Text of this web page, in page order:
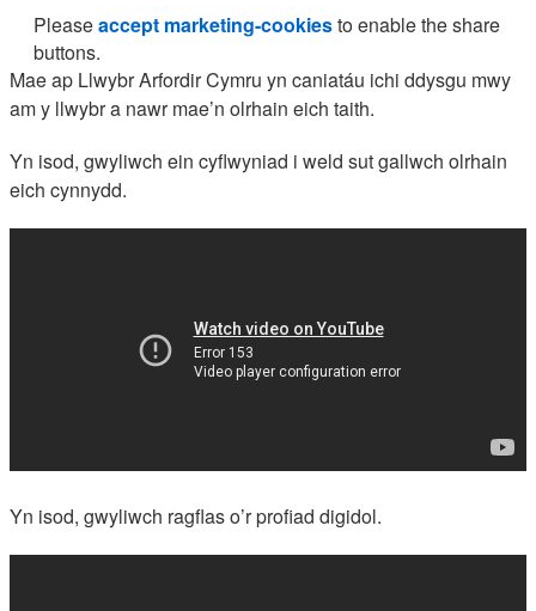
Pleaseaccept marketing-cookiesto enable the share
buttons.
Mae ap Llwybr Arfordir Cymru yn caniatáu ichi ddysgu mwy
am y llwybr a nawr mae’n olrhain eich taith.
Yn isod, gwyliwch ein cyflwyniad i weld sut gallwch olrhain
eich cynnydd.
Yn isod, gwyliwch ragflas o’r profiad digidol.